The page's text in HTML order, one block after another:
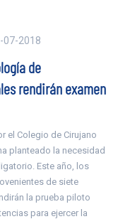
07-2018
de
rendirán examen
el Colegio de Cirujano
planteado la necesidad
Este año, los
de siete
la prueba piloto
para ejercer la